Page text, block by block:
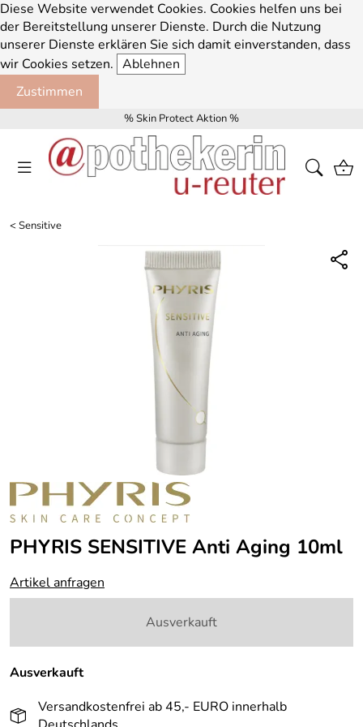
Diese Website verwendet Cookies. Cookies helfen uns bei
der Bereitstellung unserer Dienste. Durch die Nutzung
unserer Dienste erklären Sie sich damit einverstanden, dass
wir Cookies setzen. Ablehnen
Zustimmen
% Skin Protect Aktion %
<Sensitive
PHYRIS SENSITIVE Anti Aging 10ml
Artikel anfragen
Ausverkauft
Ausverkauft
Versandkostenfrei ab 45,- EURO innerhalb